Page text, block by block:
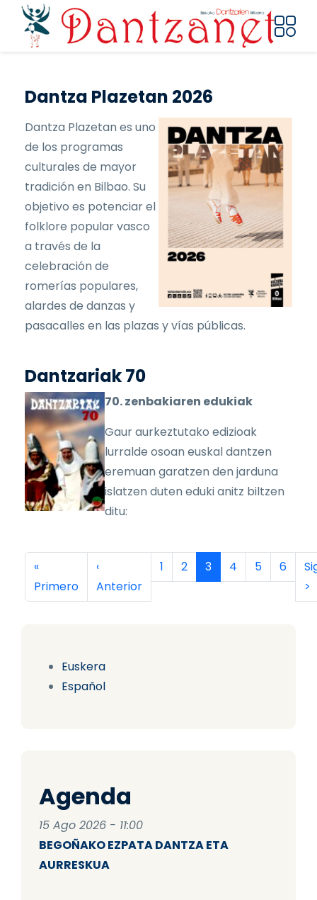
Pasar al contenido principal
Euskera
Español
Agenda
15 Ago 2026 - 11:00
BEGOÑAKO EZPATA DANTZA ETA
AURRESKUA
Dantza Plazetan 2026
Dantza Plazetan es uno
de los programas
culturales de mayor
tradición en Bilbao. Su
objetivo es potenciar el
folklore popular vasco
a través de la
celebración de
romerías populares,
alardes de danzas y
pasacalles en las plazas y vías públicas.
Dantzariak 70
70. zenbakiaren edukiak
Gaur aurkeztutako edizioak
lurralde osoan euskal dantzen
eremuan garatzen den jarduna
islatzen duten eduki anitz biltzen
ditu:
Paginación
Primera página
«
Primero
Página anterior
‹
Anterior
Página
1 Página
2 Página actual
3 Página
4 Página
5 Página
6
>